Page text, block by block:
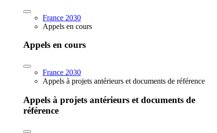
France 2030
Appels en cours
Appels en cours
France 2030
Appels à projets antérieurs et documents de référence
Appels à projets antérieurs et documents de
référence